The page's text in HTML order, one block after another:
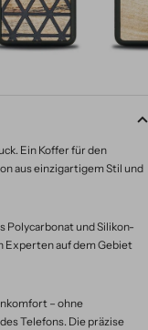
Ein Koffer für den
aus einzigartigem Stil und
Polycarbonat und Silikon-
Experten auf dem Gebiet
– ohne
Telefons. Die präzise